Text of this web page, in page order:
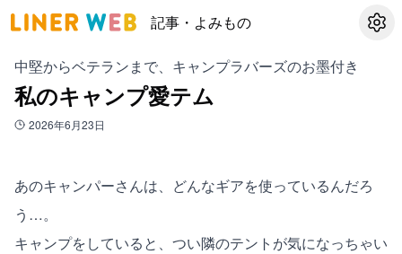
記事・よみもの 設定
中堅からベテランまで、キャンプラバーズのお墨付き
私のキャンプ愛テム
2026年6月23日
あのキャンパーさんは、どんなギアを使っているんだろ
う…。
キャンプをしていると、つい隣のテントが気になっちゃい